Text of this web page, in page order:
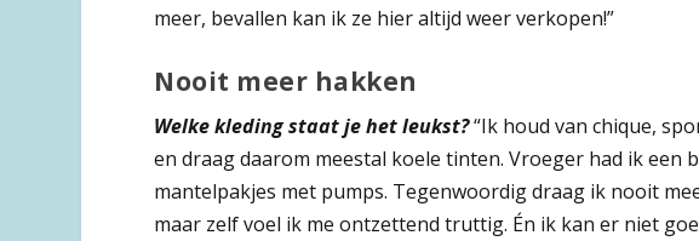
meer, bevallen kan ik ze hier altijd weer verkopen!”
Nooit meer hakken
Welke kleding staat je het leukst?“Ik houd van chique,
en draag daarom meestal koele tinten. Vroeger had ik een
mantelpakjes met pumps. Tegenwoordig draag ik nooit
maar zelf voel ik me ontzettend truttig. Én ik kan er niet